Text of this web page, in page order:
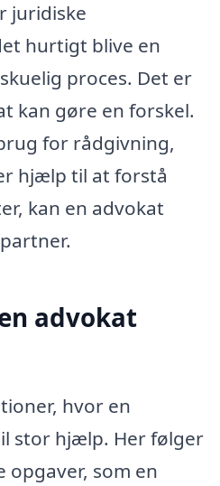
juridiske
hurtigt blive en
proces. Det er
kan gøre en forskel.
for rådgivning,
hjælp til at forstå
kan en advokat
advokat
hvor en
stor hjælp. Her følger
opgaver, som en